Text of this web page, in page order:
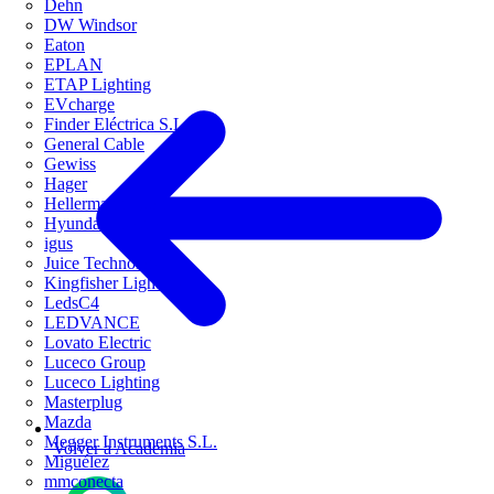
Dehn
DW Windsor
Eaton
EPLAN
ETAP Lighting
EVcharge
Finder Eléctrica S.L.U
General Cable
Gewiss
Hager
HellermannTyton
Hyundai Electric
igus
Juice Technology
Kingfisher Lighting
LedsC4
LEDVANCE
Lovato Electric
Luceco Group
Luceco Lighting
Masterplug
Mazda
Megger Instruments S.L.
Miguélez
mmconecta
Volver a Academia